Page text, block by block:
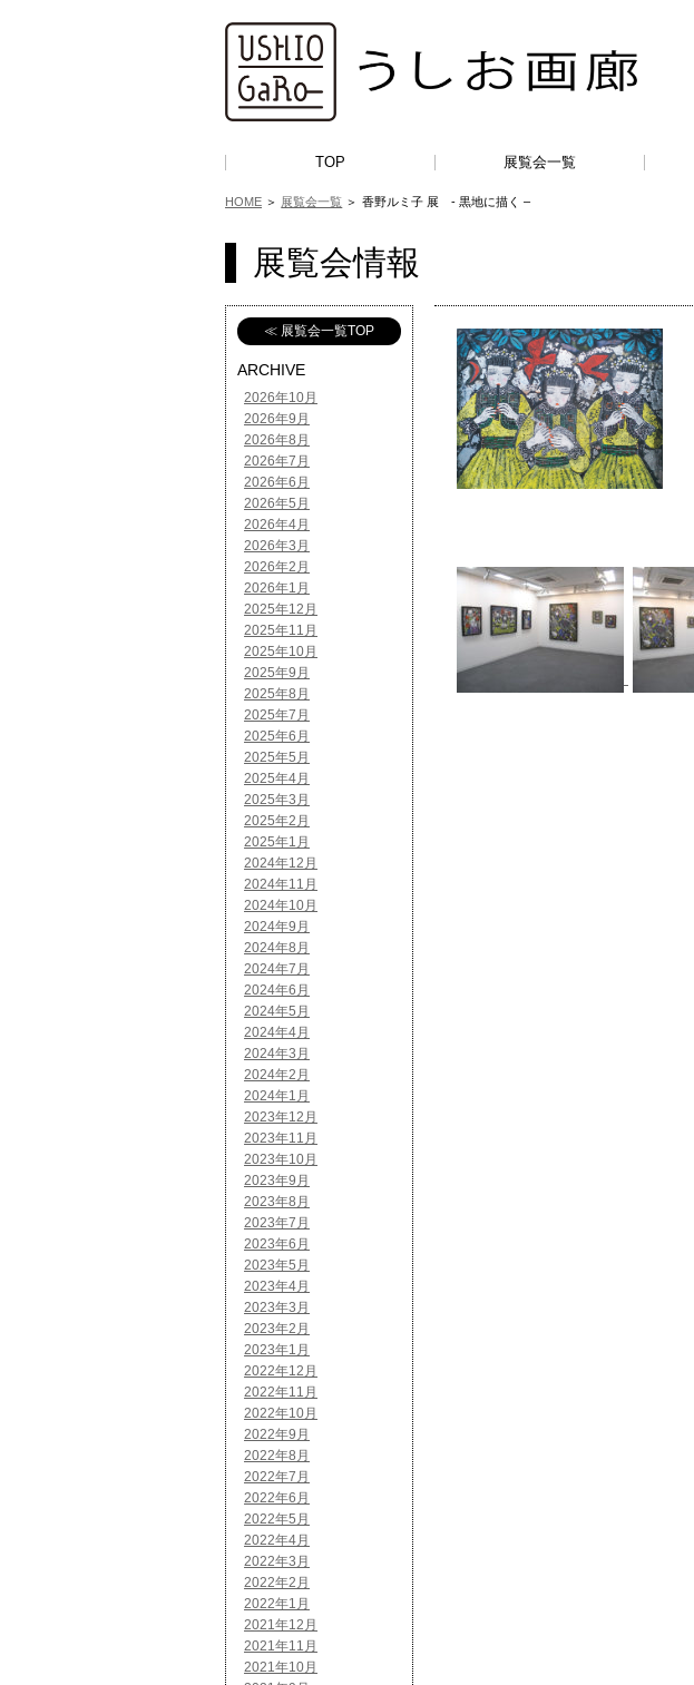
TOP 展覧会一覧
HOME ＞ 展覧会一覧 ＞ 香野ルミ子 展 - 黒地に描く –
展覧会情報
≪ 展覧会一覧TOP
ARCHIVE
2026年10月
2026年9月
2026年8月
2026年7月
2026年6月
2026年5月
2026年4月
2026年3月
2026年2月
2026年1月
2025年12月
2025年11月
2025年10月
2025年9月
2025年8月
2025年7月
2025年6月
2025年5月
2025年4月
2025年3月
2025年2月
2025年1月
2024年12月
2024年11月
2024年10月
2024年9月
2024年8月
2024年7月
2024年6月
2024年5月
2024年4月
2024年3月
2024年2月
2024年1月
2023年12月
2023年11月
2023年10月
2023年9月
2023年8月
2023年7月
2023年6月
2023年5月
2023年4月
2023年3月
2023年2月
2023年1月
2022年12月
2022年11月
2022年10月
2022年9月
2022年8月
2022年7月
2022年6月
2022年5月
2022年4月
2022年3月
2022年2月
2022年1月
2021年12月
2021年11月
2021年10月